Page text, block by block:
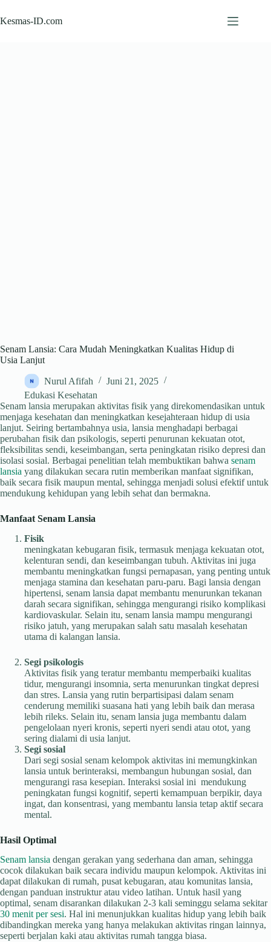
to
content
Kesmas-ID.com
Senam Lansia: Cara Mudah Meningkatkan Kualitas Hidup di
Usia Lanjut
Nurul Afifah
Juni 21, 2025
Edukasi Kesehatan
Senam lansia merupakan aktivitas fisik yang direkomendasikan untuk
menjaga kesehatan dan meningkatkan kesejahteraan hidup di usia
lanjut. Seiring bertambahnya usia, lansia menghadapi berbagai
perubahan fisik dan psikologis, seperti penurunan kekuatan otot,
fleksibilitas sendi, keseimbangan, serta peningkatan risiko depresi dan
isolasi sosial. Berbagai penelitian telah membuktikan bahwa senam
lansia yang dilakukan secara rutin memberikan manfaat signifikan,
baik secara fisik maupun mental, sehingga menjadi solusi efektif untuk
mendukung kehidupan yang lebih sehat dan bermakna.
Manfaat Senam Lansia
Fisik
meningkatan kebugaran fisik, termasuk menjaga kekuatan otot,
kelenturan sendi, dan keseimbangan tubuh. Aktivitas ini juga
membantu meningkatkan fungsi pernapasan, yang penting untuk
menjaga stamina dan kesehatan paru-paru. Bagi lansia dengan
hipertensi, senam lansia dapat membantu menurunkan tekanan
darah secara signifikan, sehingga mengurangi risiko komplikasi
kardiovaskular. Selain itu, senam lansia mampu mengurangi
risiko jatuh, yang merupakan salah satu masalah kesehatan
utama di kalangan lansia.
Segi psikologis
Aktivitas fisik yang teratur membantu memperbaiki kualitas
tidur, mengurangi insomnia, serta menurunkan tingkat depresi
dan stres. Lansia yang rutin berpartisipasi dalam senam
cenderung memiliki suasana hati yang lebih baik dan merasa
lebih rileks. Selain itu, senam lansia juga membantu dalam
pengelolaan nyeri kronis, seperti nyeri sendi atau otot, yang
sering dialami di usia lanjut.
Segi sosial
Dari segi sosial senam kelompok aktivitas ini memungkinkan
lansia untuk berinteraksi, membangun hubungan sosial, dan
mengurangi rasa kesepian. Interaksi sosial ini mendukung
peningkatan fungsi kognitif, seperti kemampuan berpikir, daya
ingat, dan konsentrasi, yang membantu lansia tetap aktif secara
mental.
Hasil Optimal
Senam lansia dengan gerakan yang sederhana dan aman, sehingga
cocok dilakukan baik secara individu maupun kelompok. Aktivitas ini
dapat dilakukan di rumah, pusat kebugaran, atau komunitas lansia,
dengan panduan instruktur atau video latihan. Untuk hasil yang
optimal, senam disarankan dilakukan 2-3 kali seminggu selama sekitar
30 menit per sesi. Hal ini menunjukkan kualitas hidup yang lebih baik
dibandingkan mereka yang hanya melakukan aktivitas ringan lainnya,
seperti berjalan kaki atau aktivitas rumah tangga biasa.